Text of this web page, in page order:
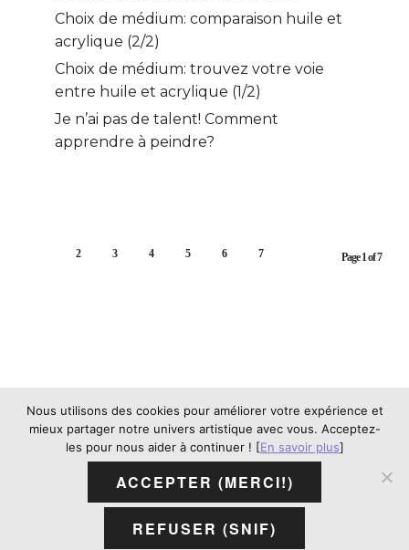
Choix de médium: comparaison huile et
acrylique (2/2)
Choix de médium: trouvez votre voie
entre huile et acrylique (1/2)
Je n’ai pas de talent! Comment
apprendre à peindre?
2 3 4 5 6 7 Page 1 of 7
Photos: Bruno Larue et Aurélie Barbe. Lire la politique
de confidentialitéet lesmentions légales et conditions
utilisation pour l’entraînement, la génération ou
sans consentement écrit.
Nous utilisons des cookies pour améliorer votre expérience et
mieux partager notre univers artistique avec vous. Acceptez-
les pour nous aider à continuer ! [En savoir plus]
ACCEPTER (MERCI!)
REFUSER (SNIF)